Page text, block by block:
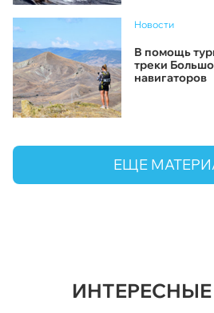
Новости
В помощь
треки
навигаторов
ЕЩЕ